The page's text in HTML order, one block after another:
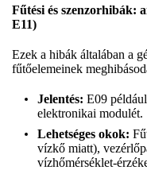
Fűtési és szenzorhibák:
E11)
Ezek a hibák általában a
fűtőelemeinek
Jelentés: E09
elektronikai modulét.
Lehetséges okok:
vízkő miatt),
vízhőmérséklet-